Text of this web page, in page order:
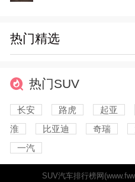
热门精选
热门SUV
长安 路虎 起亚
淮
比亚迪 奇瑞
一汽
SUV汽车排行榜网